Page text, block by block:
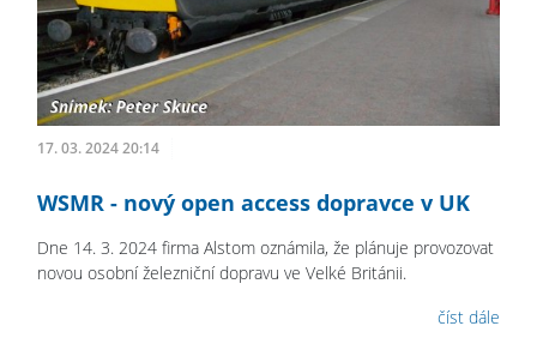
17. 03. 2024 20:14
WSMR - nový open access dopravce v UK
Dne 14. 3. 2024 firma Alstom oznámila, že plánuje provozovat
novou osobní železniční dopravu ve Velké Británii.
číst dále